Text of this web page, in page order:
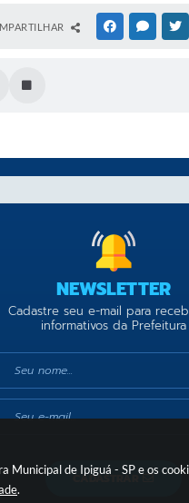
Municipal de Ipiguá - SP e os
.
FACEBOOK
NEWSLETTER
Cadastre seu e-mail para
informativos da Prefeitura
CADASTRAR